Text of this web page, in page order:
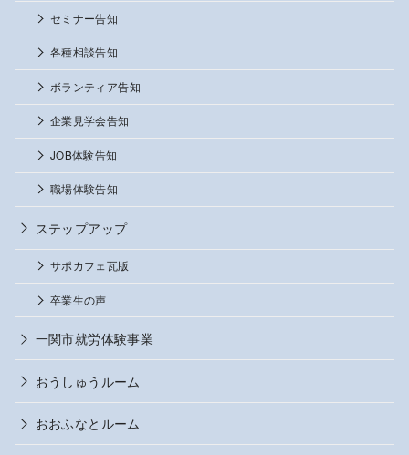
セミナー告知
各種相談告知
ボランティア告知
企業見学会告知
JOB体験告知
職場体験告知
ステップアップ
サポカフェ瓦版
卒業生の声
一関市就労体験事業
おうしゅうルーム
おおふなとルーム